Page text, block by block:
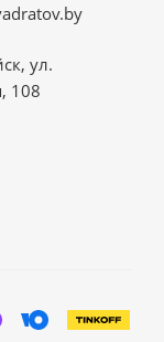
ул.
108